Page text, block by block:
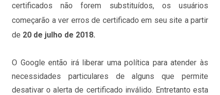
certificados não forem substituídos, os usuários
começarão a ver erros de certificado em seu site a partir
de 20 de julho de 2018.
O Google então irá liberar uma política para atender às
necessidades particulares de alguns que permite
desativar o alerta de certificado inválido. Entretanto esta